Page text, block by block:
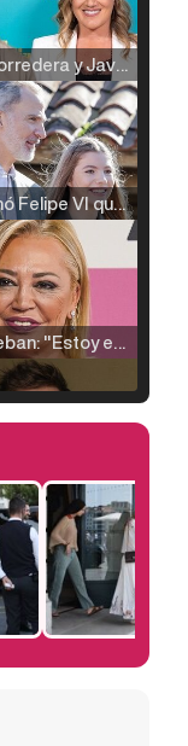
Carlota Corredera y Javier de Hoyos: "La tele tiene que representar al público también y aquí están todos los perfiles posibles&quo;
Así se tomó Felipe VI que la Infanta Sofía no quisiera recibir formación militar
Belén Esteban: "Estoy emocionada, muy contenta y muy feliz por llegar a RTVE"
Manu Baqueiro: "Tuve como referente a Bruce Willis en 'Luz de Luna' para mi trabajo en la serie 'Perdiendo el juicio'"
Magdalena de Suecia responde a las críticas y explica por qué le han permitido lanzar su propio negocio